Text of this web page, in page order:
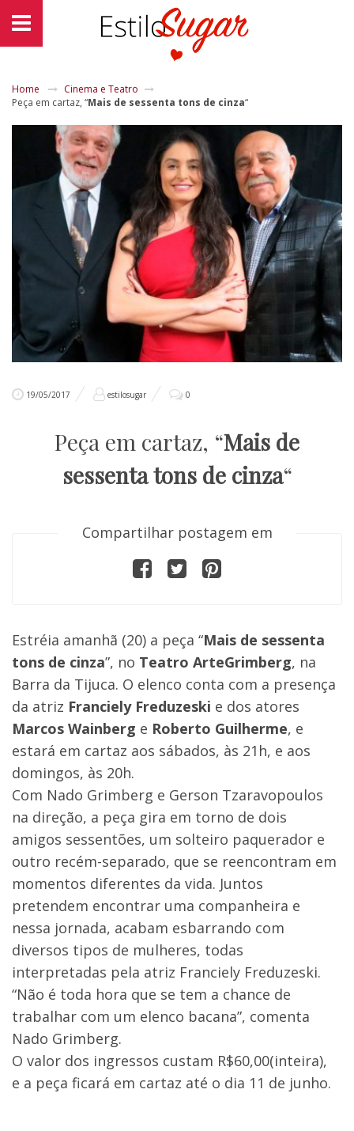
Home
Cinema e Teatro
Peça em cartaz, “Mais de sessenta tons de cinza“
19/05/2017 estilosugar 0
Peça em cartaz, “Mais de
sessenta tons de cinza“
Compartilhar postagem em
Estréia amanhã (20) a peça “Mais de sessenta
tons de cinza”, no Teatro ArteGrimberg, na
Barra da Tijuca. O elenco conta com a presença
da atriz Franciely Freduzeski e dos atores
Marcos Wainberg e Roberto Guilherme, e
estará em cartaz aos sábados, às 21h, e aos
domingos, às 20h.
Com Nado Grimberg e Gerson Tzaravopoulos
na direção, a peça gira em torno de dois
amigos sessentões, um solteiro paquerador e
outro recém-separado, que se reencontram em
momentos diferentes da vida. Juntos
pretendem encontrar uma companheira e
nessa jornada, acabam esbarrando com
diversos tipos de mulheres, todas
interpretadas pela atriz Franciely Freduzeski.
“Não é toda hora que se tem a chance de
trabalhar com um elenco bacana”, comenta
Nado Grimberg.
O valor dos ingressos custam R$60,00(inteira),
e a peça ficará em cartaz até o dia 11 de junho.